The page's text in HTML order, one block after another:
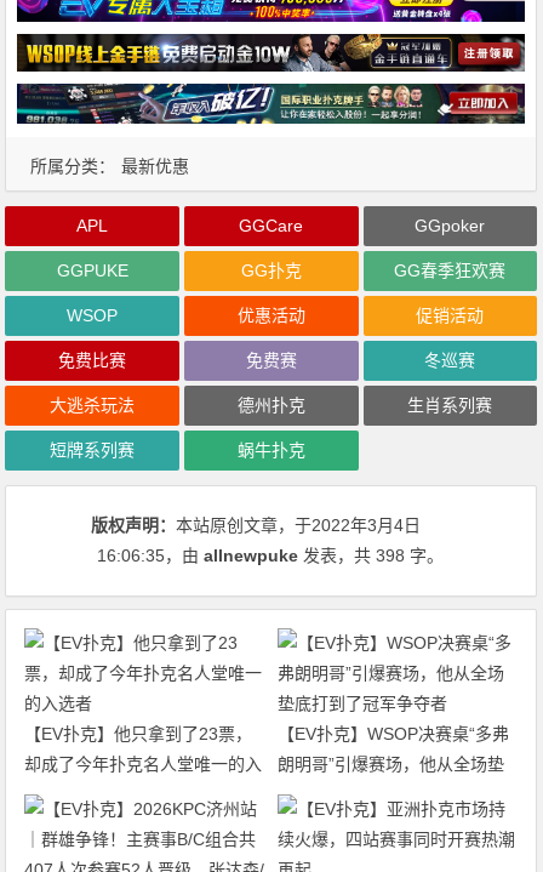
所属分类： 最新优惠
APL GGCare GGpoker
GGPUKE GG扑克 GG春季狂欢赛
WSOP 优惠活动 促销活动
免费比赛 免费赛 冬巡赛
大逃杀玩法 德州扑克 生肖系列赛
短牌系列赛 蜗牛扑克
版权声明：本站原创文章，于2022年3月4日
16:06:35，由allnewpuke 发表，共 398 字。
【EV扑克】他只拿到了23票，
却成了今年扑克名人堂唯一的入
选者
【EV扑克】WSOP决赛桌“多弗
朗明哥”引爆赛场，他从全场垫
底打到了冠军争夺者